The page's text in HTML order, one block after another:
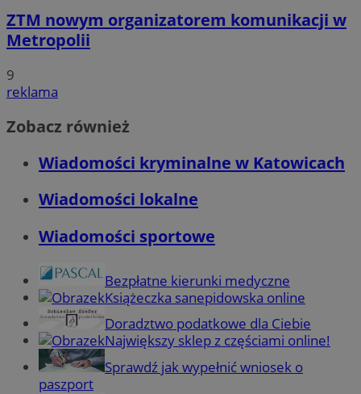
ZTM nowym organizatorem komunikacji w
Metropolii
9
reklama
Zobacz również
Wiadomości kryminalne w Katowicach
Wiadomości lokalne
Wiadomości sportowe
Bezpłatne kierunki medyczne
Książeczka sanepidowska online
Doradztwo podatkowe dla Ciebie
Największy sklep z częściami online!
Sprawdź jak wypełnić wniosek o
paszport